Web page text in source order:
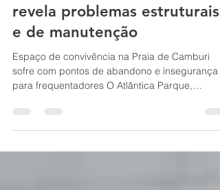
atenção: série de visitas
revela problemas estruturais
e de manutenção
Espaço de convivência na Praia de Camburi
sofre com pontos de abandono e insegurança